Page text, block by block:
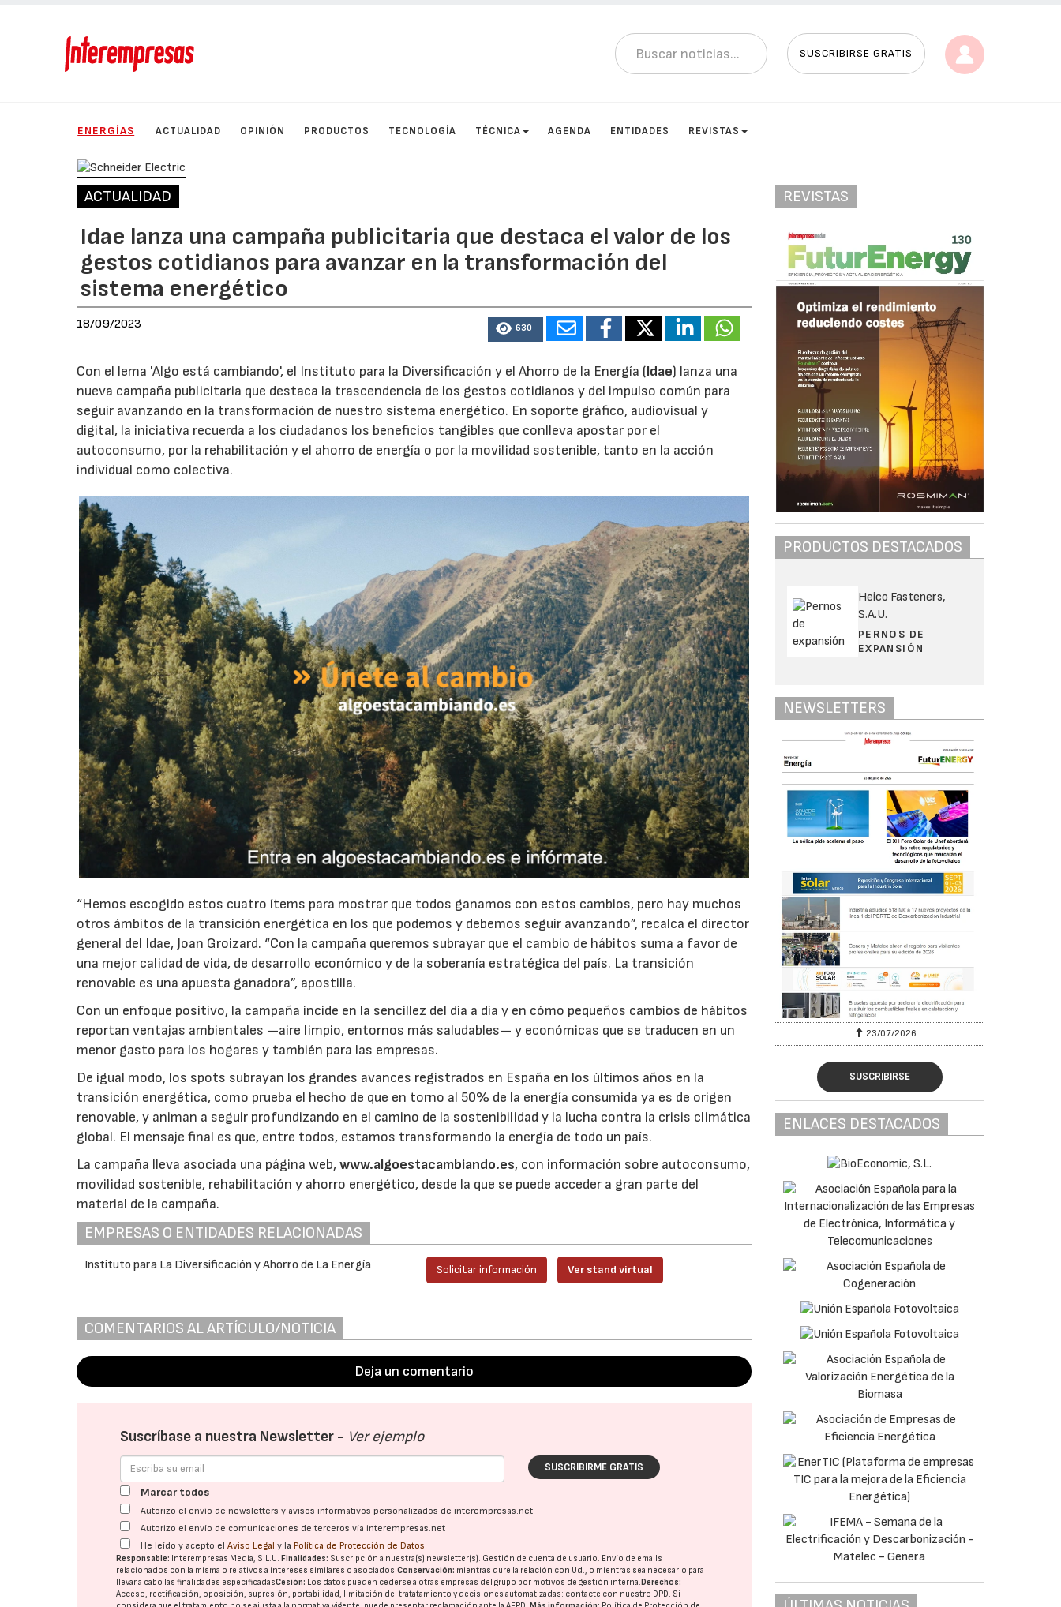
SUSCRIBIRSE GRATIS
ENERGÍAS ACTUALIDAD OPINIÓN PRODUCTOS TECNOLOGÍA TÉCNICA AGENDA ENTIDADES REVISTAS
ACTUALIDAD
Idae lanza una campaña publicitaria que destaca el valor de los
gestos cotidianos para avanzar en la transformación del
sistema energético
18/09/2023 630
Con el lema 'Algo está cambiando', el Instituto para la Diversificación y el Ahorro de la Energía (Idae) lanza una
nueva campaña publicitaria que destaca la trascendencia de los gestos cotidianos y del impulso común para
seguir avanzando en la transformación de nuestro sistema energético. En soporte gráfico, audiovisual y
digital, la iniciativa recuerda a los ciudadanos los beneficios tangibles que conlleva apostar por el
autoconsumo, por la rehabilitación y el ahorro de energía o por la movilidad sostenible, tanto en la acción
individual como colectiva.
“Hemos escogido estos cuatro ítems para mostrar que todos ganamos con estos cambios, pero hay muchos
otros ámbitos de la transición energética en los que podemos y debemos seguir avanzando”, recalca el director
general del Idae, Joan Groizard. “Con la campaña queremos subrayar que el cambio de hábitos suma a favor de
una mejor calidad de vida, de desarrollo económico y de la soberanía estratégica del país. La transición
renovable es una apuesta ganadora”, apostilla.
Con un enfoque positivo, la campaña incide en la sencillez del día a día y en cómo pequeños cambios de hábitos
reportan ventajas ambientales —aire limpio, entornos más saludables— y económicas que se traducen en un
menor gasto para los hogares y también para las empresas.
De igual modo, los spots subrayan los grandes avances registrados en España en los últimos años en la
transición energética, como prueba el hecho de que en torno al 50% de la energía consumida ya es de origen
renovable, y animan a seguir profundizando en el camino de la sostenibilidad y la lucha contra la crisis climática
global. El mensaje final es que, entre todos, estamos transformando la energía de todo un país.
La campaña lleva asociada una página web,www.algoestacambiando.es, con información sobre autoconsumo,
movilidad sostenible, rehabilitación y ahorro energético, desde la que se puede acceder a gran parte del
material de la campaña.
EMPRESAS O ENTIDADES RELACIONADAS
Instituto para La Diversificación y Ahorro de La Energía Solicitar información Ver stand virtual
COMENTARIOS AL ARTÍCULO/NOTICIA
Deja un comentario
Suscríbase a nuestra Newsletter - Ver ejemplo
SUSCRIBIRME GRATIS
Marcar todos
Autorizo el envío de newsletters y avisos informativos personalizados de interempresas.net
Autorizo el envío de comunicaciones de terceros vía interempresas.net
He leído y acepto elAviso Legal y la Política de Protección de Datos
Responsable: Interempresas Media, S.L.U.Finalidades: Suscripción a nuestra(s) newsletter(s). Gestión de cuenta de usuario. Envío de emails
relacionados con la misma o relativos a intereses similares o asociados.Conservación: mientras dure la relación con Ud., o mientras sea necesario para
llevar a cabo las finalidades especificadasCesión: Los datos pueden cederse a otras empresas del grupo por motivos de gestión interna.Derechos:
Acceso, rectificación, oposición, supresión, portabilidad, limitación del tratatamiento y decisiones automatizadas: contacte con nuestro DPD. Si
REVISTAS
PRODUCTOS DESTACADOS
Heico Fasteners,
S.A.U.
PERNOS DE
EXPANSIÓN
NEWSLETTERS
23/07/2026 30/07/2026 23/07/2026
SUSCRIBIRSE
ENLACES DESTACADOS